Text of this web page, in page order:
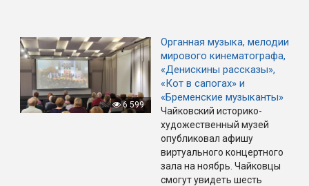
6 599
Органная музыка, мелодии
мирового кинематографа,
«Денискины рассказы»,
«Кот в сапогах» и
«Бременские музыканты»
Чайковский историко-
художественный музей
опубликовал афишу
виртуального концертного
зала на ноябрь. Чайковцы
смогут увидеть шесть